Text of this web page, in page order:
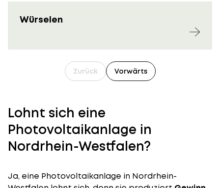
Würselen
Zurück Vorwärts
Lohnt sich eine
Photovoltaikanlage in
Nordrhein-Westfalen?
Ja, eine Photovoltaikanlage in Nordrhein-